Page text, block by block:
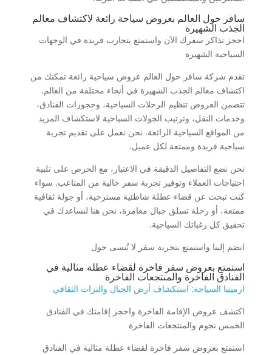
سافر حول العالم بعروض سياحة رائعة لاكتشاف معالم
الجذب الشهيرة
احجز تذاكر سفرك الآن واستمتع بتجارب فريدة في الوجهات
السياحية الشهيرة
تقدم شركة سافر حول العالم عروض سياحية رائعة تمكنك من
اكتشاف معالم الجذب الشهيرة في أنحاء مختلفة من العالم.
تتضمن العروض تنظيم الرحلات السياحية، وحجوزات الفنادق،
وخدمات النقل، وترتيب الجولات السياحية لاستكشاف المزيد
من المواقع السياحية الرائعة. نحن نعمل على تقديم تجربة
سياحية فريدة وممتعة لكل عميل.
نحن نضع التفاصيل الدقيقة في الاعتبار، مع الحرص على تلبية
احتياجات العملاء وتوفير تجربة سفر خالية من المتاعب. سواء
كنت تبحث عن قضاء عطلة شاطئية مسترخية، أو جولة ثقافية
ممتعة، أو رحلة تسلق جبال مغامرة، نحن هنا لنساعدك في
تحقيق كل رغباتك السياحية.
انضم إلينا واستمتع بتجربة سفر لا تُنسى حول
استمتع بعروض سفر فاخرة لقضاء عطلة مثالية في
الفنادق الفاخرة والمنتجعات الفاخرة
ارمينيا السياحة: استكشاف أرض الجبال والتراث الثقافي
اكتشف عروض الإقامة الفاخرة واحجز إقامتك في الفنادق
الخمس نجوم والمنتجعات الفاخرة
استمتع بعروض سفر فاخرة لقضاء عطلة مثالية في الفنادق